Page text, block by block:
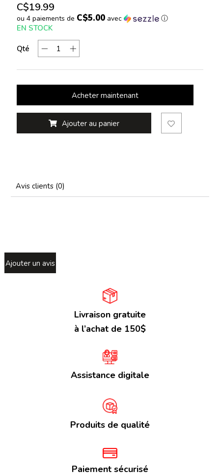
C$19.99
ou 4 paiements de C$5.00avec ⓘ
EN STOCK
Qté
Acheter maintenant
Ajouter au panier
Avis clients (0)
Ajouter un avis
Livraison gratuite
à l’achat de 150$
Assistance digitale
Produits de qualité
Paiement sécurisé